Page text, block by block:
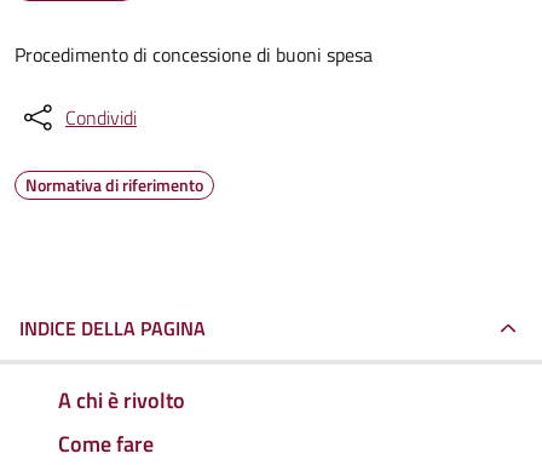
Procedimento di concessione di buoni spesa
Condividi
Normativa di riferimento
INDICE DELLA PAGINA
A chi è rivolto
Come fare